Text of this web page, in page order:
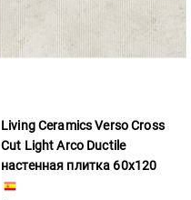
Living Ceramics Verso Cross
Cut Light Arco Ductile
настенная плитка 60x120